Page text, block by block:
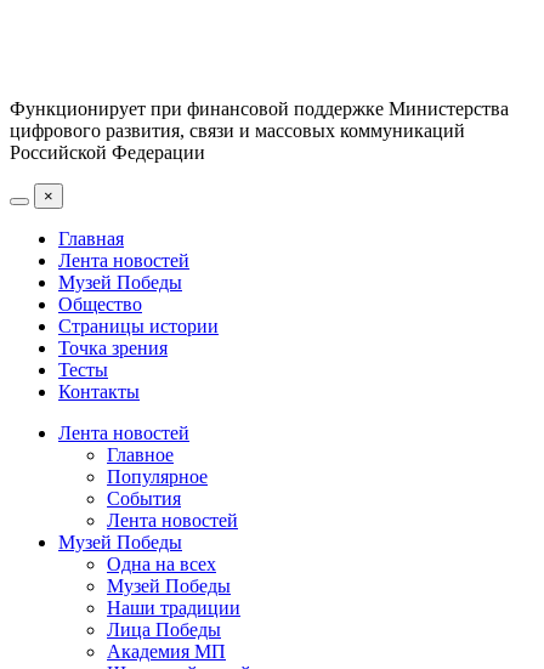
Функционирует при финансовой поддержке Министерства
цифрового развития, связи и массовых коммуникаций
Российской Федерации
×
Главная
Лента новостей
Музей Победы
Общество
Страницы истории
Точка зрения
Тесты
Контакты
Лента новостей
Главное
Популярное
События
Лента новостей
Музей Победы
Одна на всех
Музей Победы
Наши традиции
Лица Победы
Академия МП